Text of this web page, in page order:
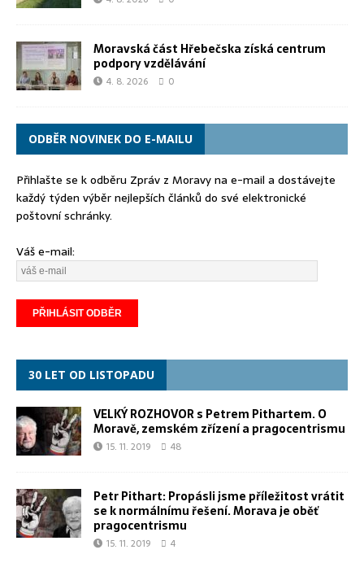
Moravská část Hřebečska získá centrum
podpory vzdělávání
4. 8. 2026 0
ODBĚR NOVINEK DO E-MAILU
Přihlašte se k odběru Zpráv z Moravy na e-mail a dostávejte
každý týden výběr nejlepších článků do své elektronické
poštovní schránky.
Váš e-mail:
30 LET OD LISTOPADU
VELKÝ ROZHOVOR s Petrem Pithartem. O
Moravě, zemském zřízení a pragocentrismu
15. 11. 2019 48
Petr Pithart: Propásli jsme příležitost vrátit
se k normálnímu řešení. Morava je oběť
pragocentrismu
15. 11. 2019 4